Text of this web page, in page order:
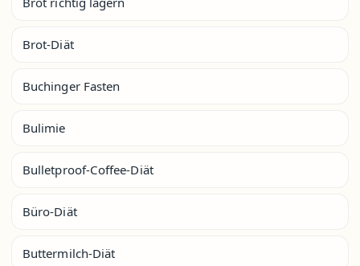
Brot-Diät
Buchinger Fasten
Bulimie
Bulletproof-Coffee-Diät
Büro-Diät
Buttermilch-Diät